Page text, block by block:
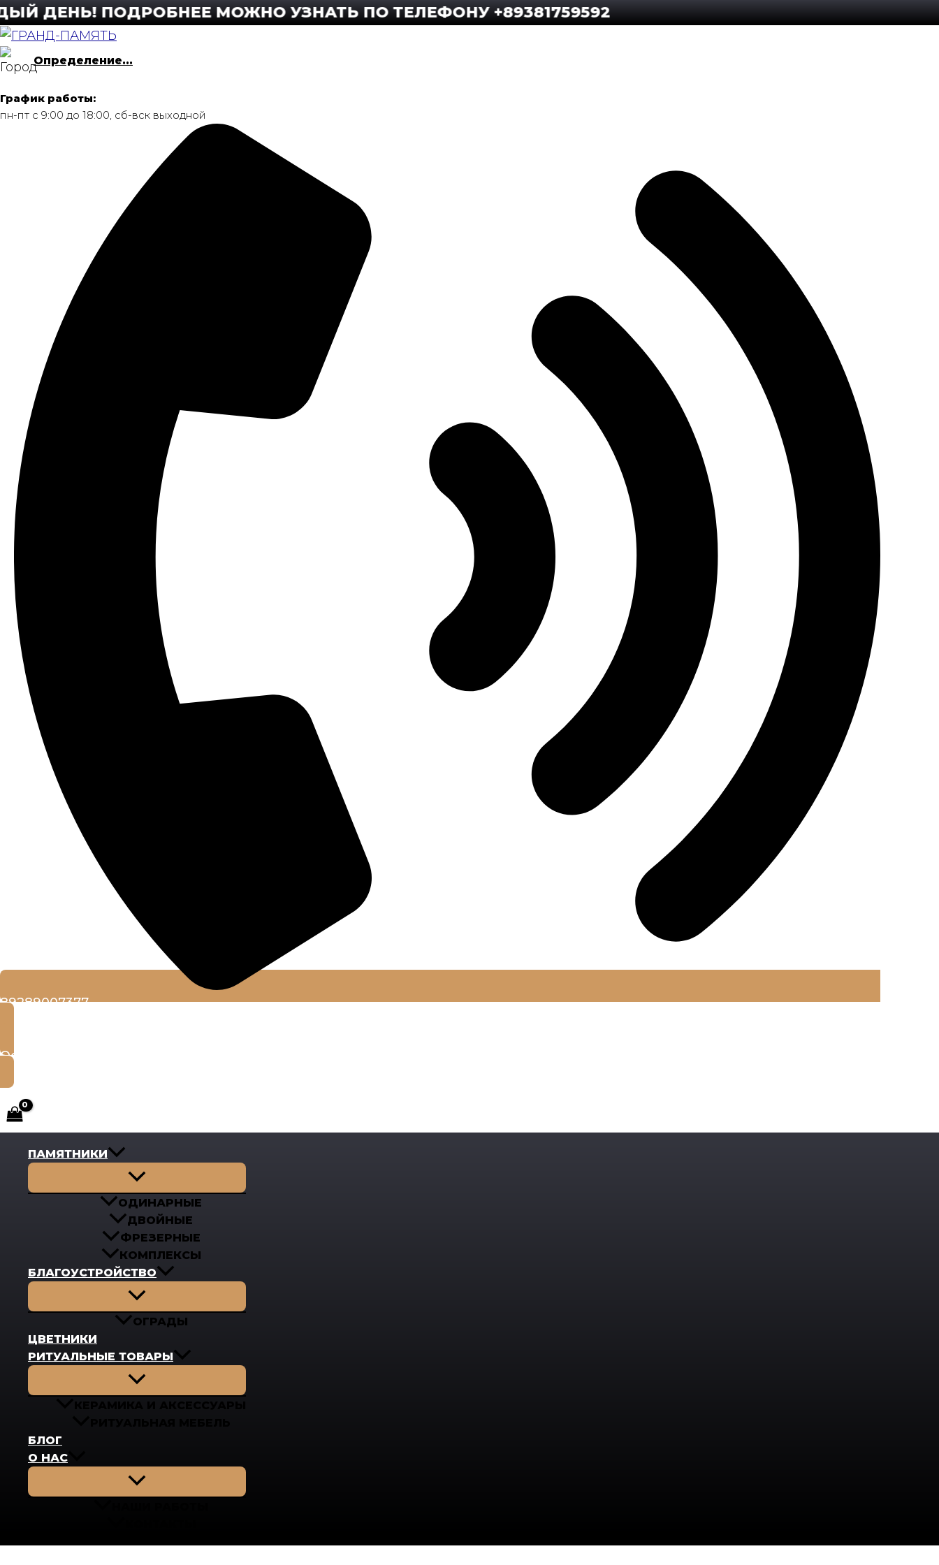
Перейти
к
содержимому
ПОДРОБНЕЕ МОЖНО УЗНАТЬ ПО ТЕЛЕФОНУ +89381759592
Определение...
График работы:
пн-пт с 9:00 до 18:00, сб-вск выходной
89289007377
Оставить заявку
ПАМЯТНИКИ
Переключатель
меню
ОДИНАРНЫЕ
ДВОЙНЫЕ
ФРЕЗЕРНЫЕ
КОМПЛЕКСЫ
БЛАГОУСТРОЙСТВО
Переключатель
меню
ОГРАДЫ
ЦВЕТНИКИ
РИТУАЛЬНЫЕ ТОВАРЫ
Переключатель
меню
БЛОГ
О НАС
Переключатель
меню